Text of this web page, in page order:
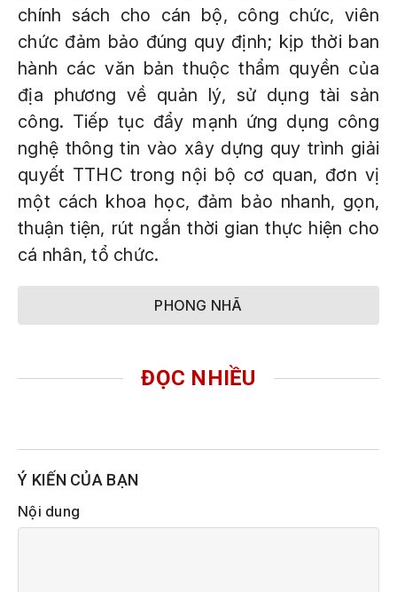
chính sách cho cán bộ, công chức, viên
chức đảm bảo đúng quy định; kịp thời ban
hành các văn bản thuộc thẩm quyền của
địa phương về quản lý, sử dụng tài sản
công. Tiếp tục đẩy mạnh ứng dụng công
nghệ thông tin vào xây dựng quy trình giải
quyết TTHC trong nội bộ cơ quan, đơn vị
một cách khoa học, đảm bảo nhanh, gọn,
thuận tiện, rút ngắn thời gian thực hiện cho
cá nhân, tổ chức.
PHONG NHÃ
ĐỌC NHIỀU
Ý KIẾN CỦA BẠN
Nội dung